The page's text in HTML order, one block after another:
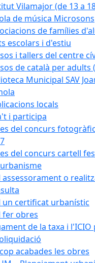
Vilamajor (de 13 a
de música Microsons
de famílies
escolars i d'estiu
i tallers del centre
de català per adults
Municipal SAV
locals
i participa
del concurs
del concurs cartell
assessorament o
un certificat urbanístic
fer obres
de la taxa i l'ICIO
acabades les obres